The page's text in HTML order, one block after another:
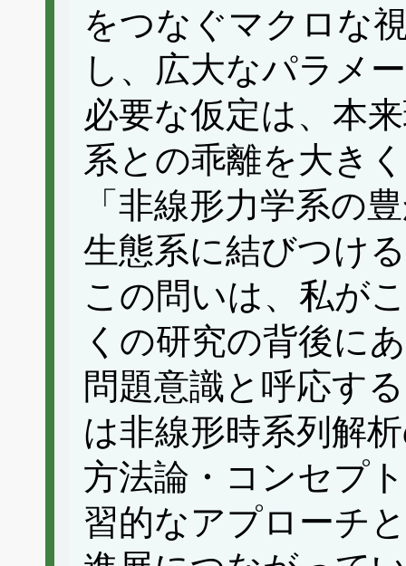
をつなぐマクロな
し、広大なパラメ
必要な仮定は、本
系との乖離を大き
「非線形力学系の
生態系に結びつけ
この問いは、私が
くの研究の背後に
問題意識と呼応す
は非線形時系列解
方法論・コンセプ
習的なアプローチ